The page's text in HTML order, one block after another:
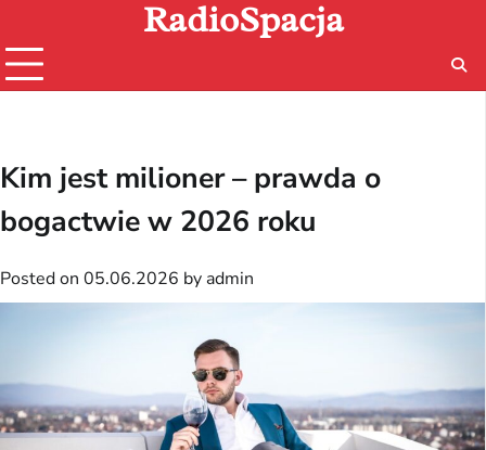
content
RadioSpacja
Kim jest milioner – prawda o
bogactwie w 2026 roku
Posted on 05.06.2026 by admin